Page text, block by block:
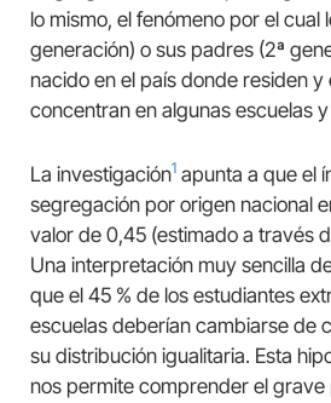
lo mismo, el fenómeno por el cual
generación) o sus padres (2ª
nacido en el país donde residen y
concentran en algunas escuelas
La investigación1 apunta a que el
segregación por origen nacional
valor de 0,45 (estimado a través
Una interpretación muy sencilla
que el 45 % de los estudiantes
escuelas deberían cambiarse de
su distribución igualitaria. Esta
nos permite comprender el